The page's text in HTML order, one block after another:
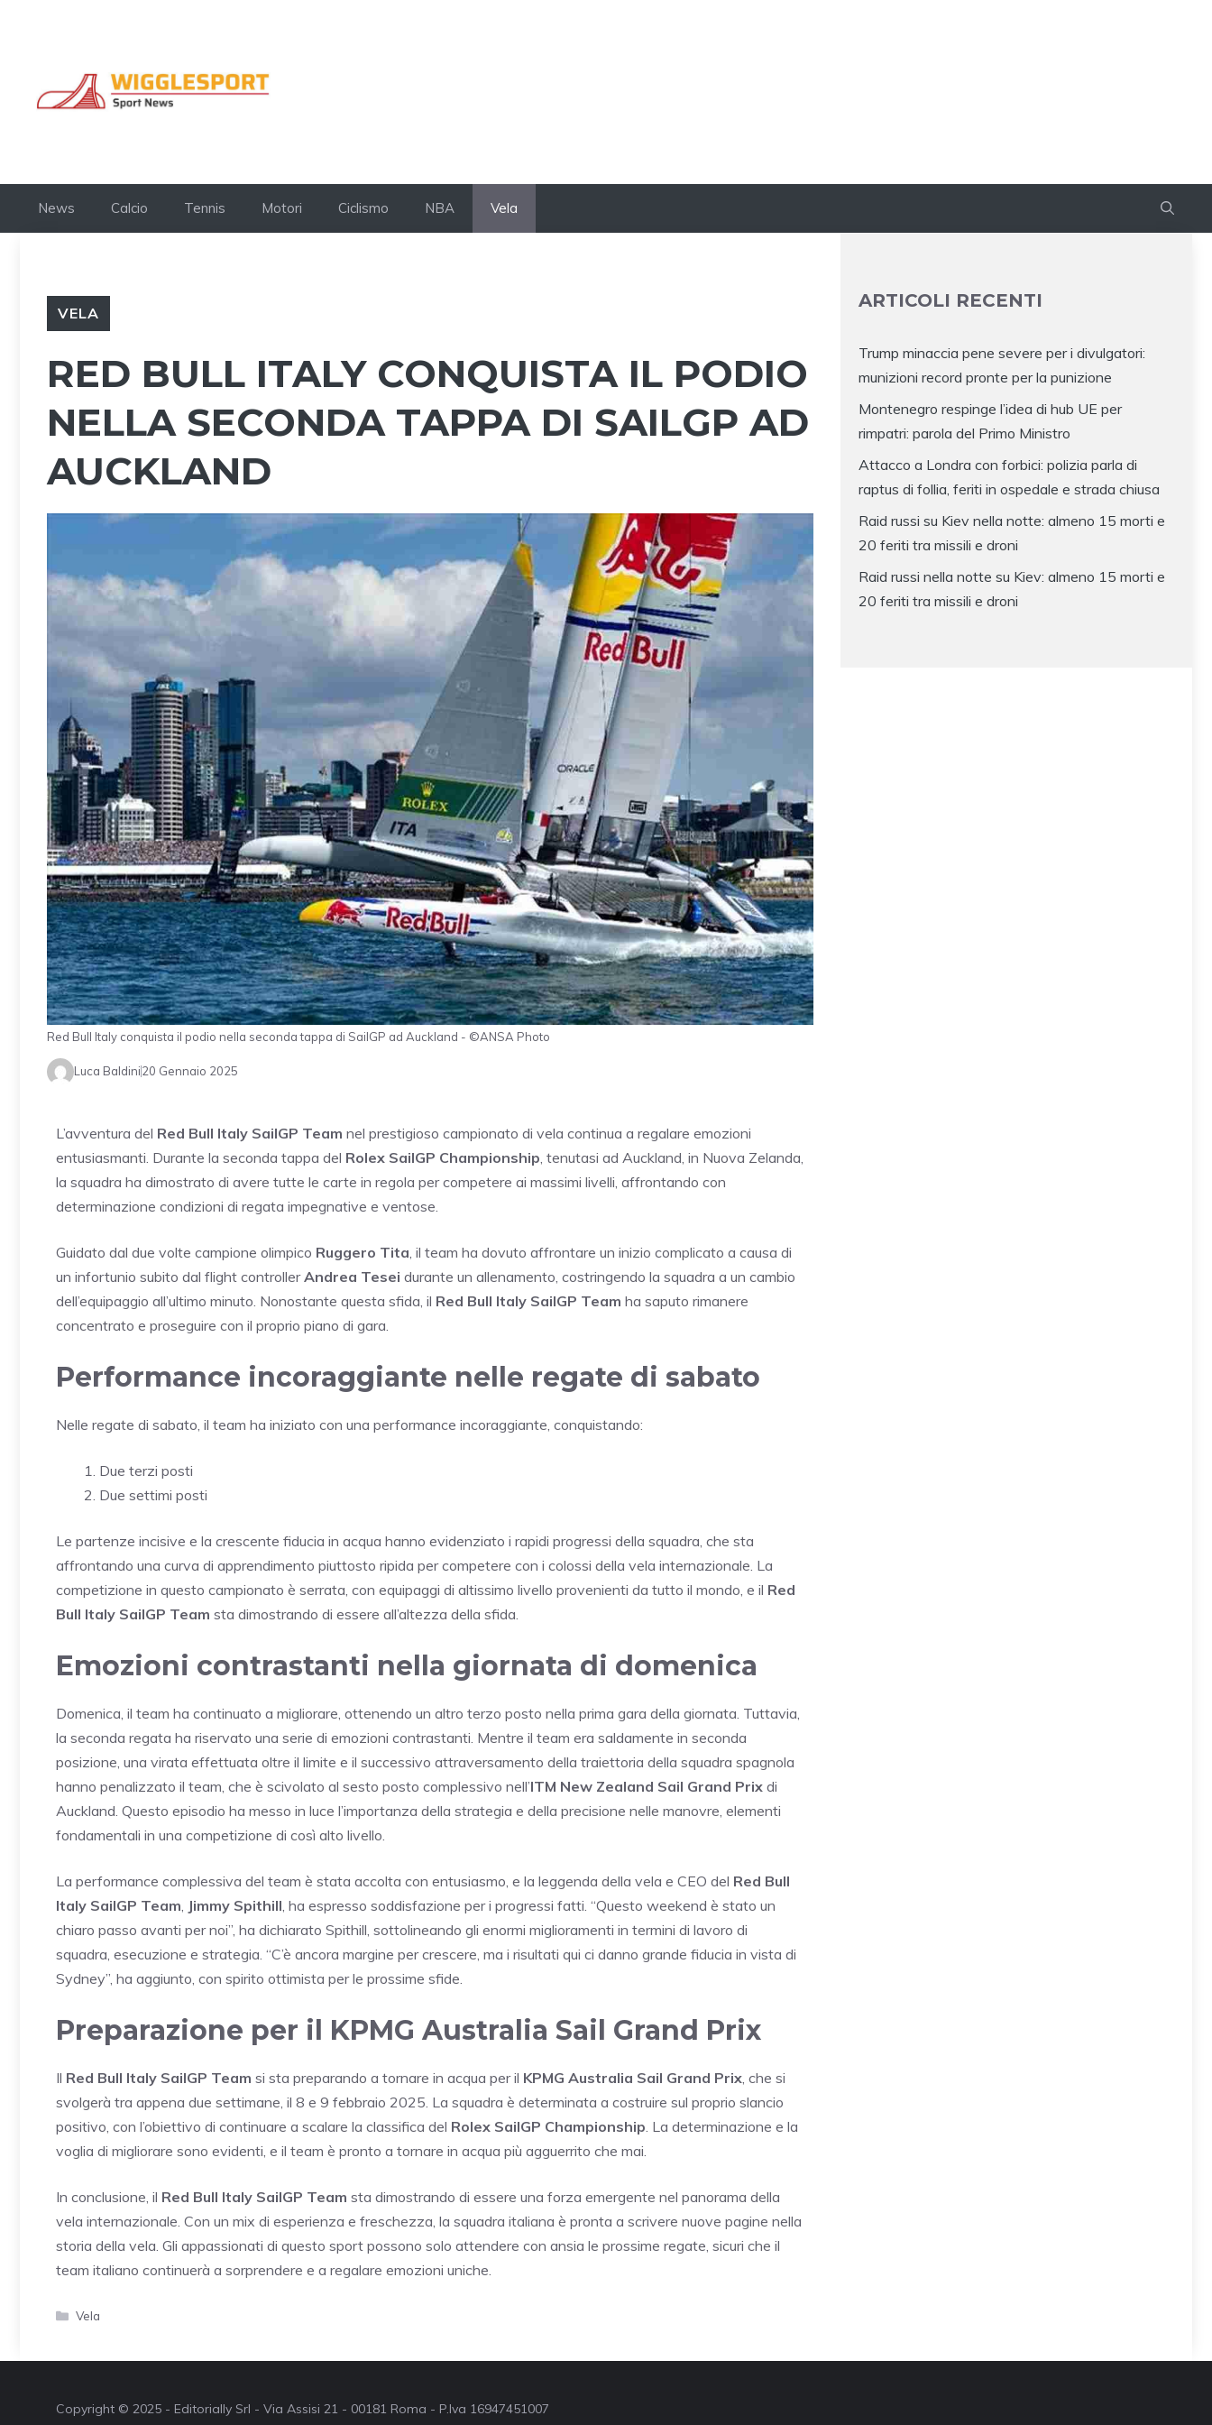
News Calcio Tennis Motori Ciclismo NBA Vela
VELA
RED BULL ITALY CONQUISTA IL PODIO
NELLA SECONDA TAPPA DI SAILGP AD
AUCKLAND
Red Bull Italy conquista il podio nella seconda tappa di SailGP ad Auckland - ©ANSA Photo
Luca Baldini20 Gennaio 2025
L’avventura del Red Bull Italy SailGP Team nel prestigioso campionato di vela continua a regalare emozioni
entusiasmanti. Durante la seconda tappa del Rolex SailGP Championship , tenutasi ad Auckland, in Nuova Zelanda,
la squadra ha dimostrato di avere tutte le carte in regola per competere ai massimi livelli, affrontando con
determinazione condizioni di regata impegnative e ventose.
Guidato dal due volte campione olimpico Ruggero Tita , il team ha dovuto affrontare un inizio complicato a causa di
un infortunio subito dal flight controllerAndrea Tesei durante un allenamento, costringendo la squadra a un cambio
dell’equipaggio all’ultimo minuto. Nonostante questa sfida, il Red Bull Italy SailGP Team ha saputo rimanere
concentrato e proseguire con il proprio piano di gara.
Performance incoraggiante nelle regate di sabato
Nelle regate di sabato, il team ha iniziato con una performance incoraggiante, conquistando:
Due terzi posti
Due settimi posti
Le partenze incisive e la crescente fiducia in acqua hanno evidenziato i rapidi progressi della squadra, che sta
affrontando una curva di apprendimento piuttosto ripida per competere con i colossi della vela internazionale. La
competizione in questo campionato è serrata, con equipaggi di altissimo livello provenienti da tutto il mondo, e il Red
Bull Italy SailGP Team sta dimostrando di essere all’altezza della sfida.
Emozioni contrastanti nella giornata di domenica
Domenica, il team ha continuato a migliorare, ottenendo un altro terzo posto nella prima gara della giornata. Tuttavia,
la seconda regata ha riservato una serie di emozioni contrastanti. Mentre il team era saldamente in seconda
posizione, una virata effettuata oltre il limite e il successivo attraversamento della traiettoria della squadra spagnola
hanno penalizzato il team, che è scivolato al sesto posto complessivo nell’ITM New Zealand Sail Grand Prix di
Auckland. Questo episodio ha messo in luce l’importanza della strategia e della precisione nelle manovre, elementi
fondamentali in una competizione di così alto livello.
La performance complessiva del team è stata accolta con entusiasmo, e la leggenda della vela e CEO del Red Bull
Italy SailGP Team Jimmy Spithill , ha espresso soddisfazione per i progressi fatti. “Questo weekend è stato un
chiaro passo avanti per noi”, ha dichiarato Spithill, sottolineando gli enormi miglioramenti in termini di lavoro di
squadra, esecuzione e strategia. “C’è ancora margine per crescere, ma i risultati qui ci danno grande fiducia in vista di
Sydney”, ha aggiunto, con spirito ottimista per le prossime sfide.
Preparazione per il KPMG Australia Sail Grand Prix
Il Red Bull Italy SailGP Team si sta preparando a tornare in acqua per il KPMG Australia Sail Grand Prix , che si
svolgerà tra appena due settimane, il 8 e 9 febbraio 2025. La squadra è determinata a costruire sul proprio slancio
positivo, con l’obiettivo di continuare a scalare la classifica del Rolex SailGP Championship . La determinazione e la
voglia di migliorare sono evidenti, e il team è pronto a tornare in acqua più agguerrito che mai.
In conclusione, il Red Bull Italy SailGP Team sta dimostrando di essere una forza emergente nel panorama della
vela internazionale. Con un mix di esperienza e freschezza, la squadra italiana è pronta a scrivere nuove pagine nella
storia della vela. Gli appassionati di questo sport possono solo attendere con ansia le prossime regate, sicuri che il
team italiano continuerà a sorprendere e a regalare emozioni uniche.
Categorie
Vela
ARTICOLI RECENTI
Trump minaccia pene severe per i divulgatori:
munizioni record pronte per la punizione
Montenegro respinge l’idea di hub UE per
rimpatri: parola del Primo Ministro
Attacco a Londra con forbici: polizia parla di
raptus di follia, feriti in ospedale e strada chiusa
Raid russi su Kiev nella notte: almeno 15 morti e
20 feriti tra missili e droni
Raid russi nella notte su Kiev: almeno 15 morti e
20 feriti tra missili e droni
Copyright © 2025 - Editorially Srl - Via Assisi 21 - 00181 Roma - P.Iva 16947451007